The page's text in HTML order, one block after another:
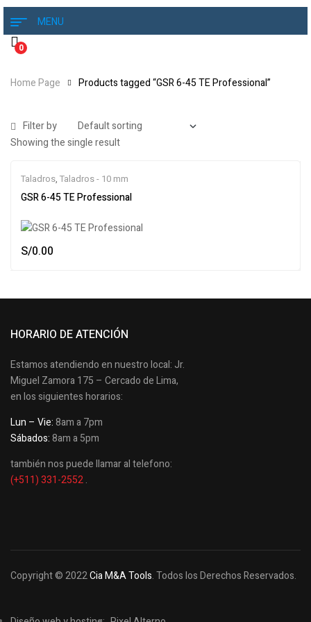
MENU
0
Home Page Products tagged “GSR 6-45 TE Professional”
Filter by
Showing the single result
Taladros, Taladros - 10 mm
GSR 6-45 TE Professional
S/0.00
HORARIO DE ATENCIÓN
Estamos atendiendo en nuestro local: Jr.
Miguel Zamora 175 – Cercado de Lima,
en los siguientes horarios:
Lun – Vie:8am a 7pm
Sábados:8am a 5pm
también nos puede llamar al telefono:
(+511) 331-2552.
Copyright © 2022Cia M&A Tools. Todos los Derechos Reservados.